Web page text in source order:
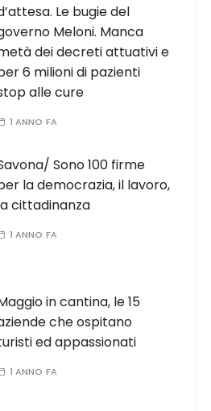
Le bugie del
Meloni. Manca
dei decreti attuativi e
6 milioni di pazienti
alle cure
1 ANNO FA
Sono 100 firme
la democrazia, il lavoro,
cittadinanza
1 ANNO FA
in cantina, le 15
che ospitano
ed appassionati
1 ANNO FA